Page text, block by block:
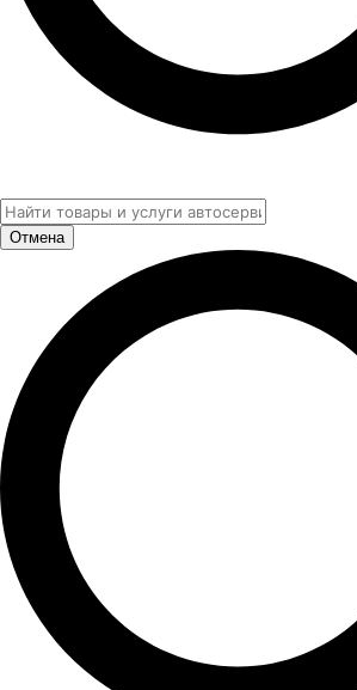
Отмена